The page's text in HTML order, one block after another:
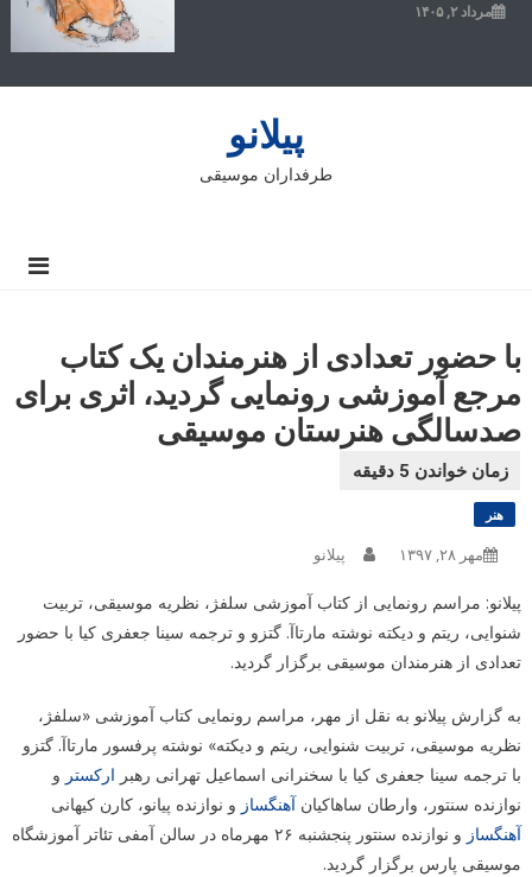
مرداد ۲, ۱۴۰۵
پیلانو
طرفداران موسیقی
با حضور تعدادی از هنرمندان یک کتاب
مرجع آموزشی رونمایی گردید، اثری برای
صدسالگی هنرستان موسیقی
هنر
مهر ۲۸, ۱۳۹۷ پیلانو
پیلانو: مراسم رونمایی از کتاب آموزشی سلفژ، نظریه موسیقی، تربیت
شنوایی، ریتم و دیکته نوشته مارتاآ. گتزو و ترجمه سینا جعفری کیا با حضور
تعدادی از هنرمندان موسیقی برگزار گردید.
به گزارش پیلانو به نقل از مهر، مراسم رونمایی کتاب آموزشی «سلفژ،
نظریه موسیقی، تربیت شنوایی، ریتم و دیکته» نوشته پرفسور مارتاآ. گتزو
با ترجمه سینا جعفری کیا با سخنرانی اسماعیل تهرانی رهبر ارکستر و
نوازنده سنتور، وارطان ساهاکیان آهنگساز و نوازنده پیانو، کارن کیهانی
آهنگساز
و نوازنده سنتور پنجشنبه ۲۶ مهرماه در سالن آمفی تئاتر آموزشگاه
موسیقی پارس برگزار گردید.